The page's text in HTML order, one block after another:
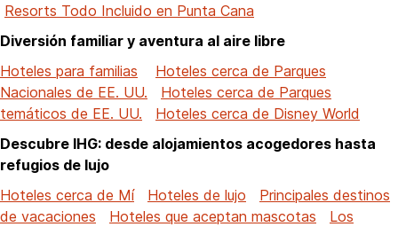
Resorts Todo Incluido en Punta Cana
Diversión familiar y aventura al aire libre
Hoteles para familias
Hoteles cerca de Parques
Nacionales de EE. UU.
Hoteles cerca de Parques
temáticos de EE. UU.
Hoteles cerca de Disney World
Descubre IHG: desde alojamientos acogedores hasta
refugios de lujo
Hoteles cerca de Mí
Hoteles de lujo
Principales destinos
de vacaciones
Hoteles que aceptan mascotas
Los